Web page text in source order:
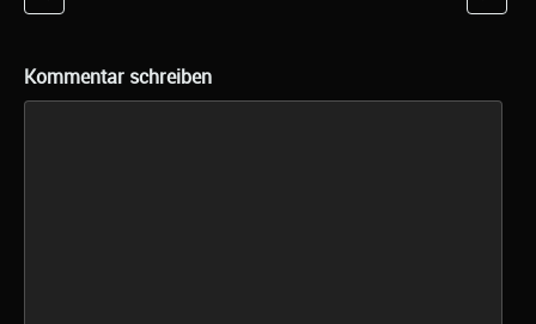
Kommentar schreiben